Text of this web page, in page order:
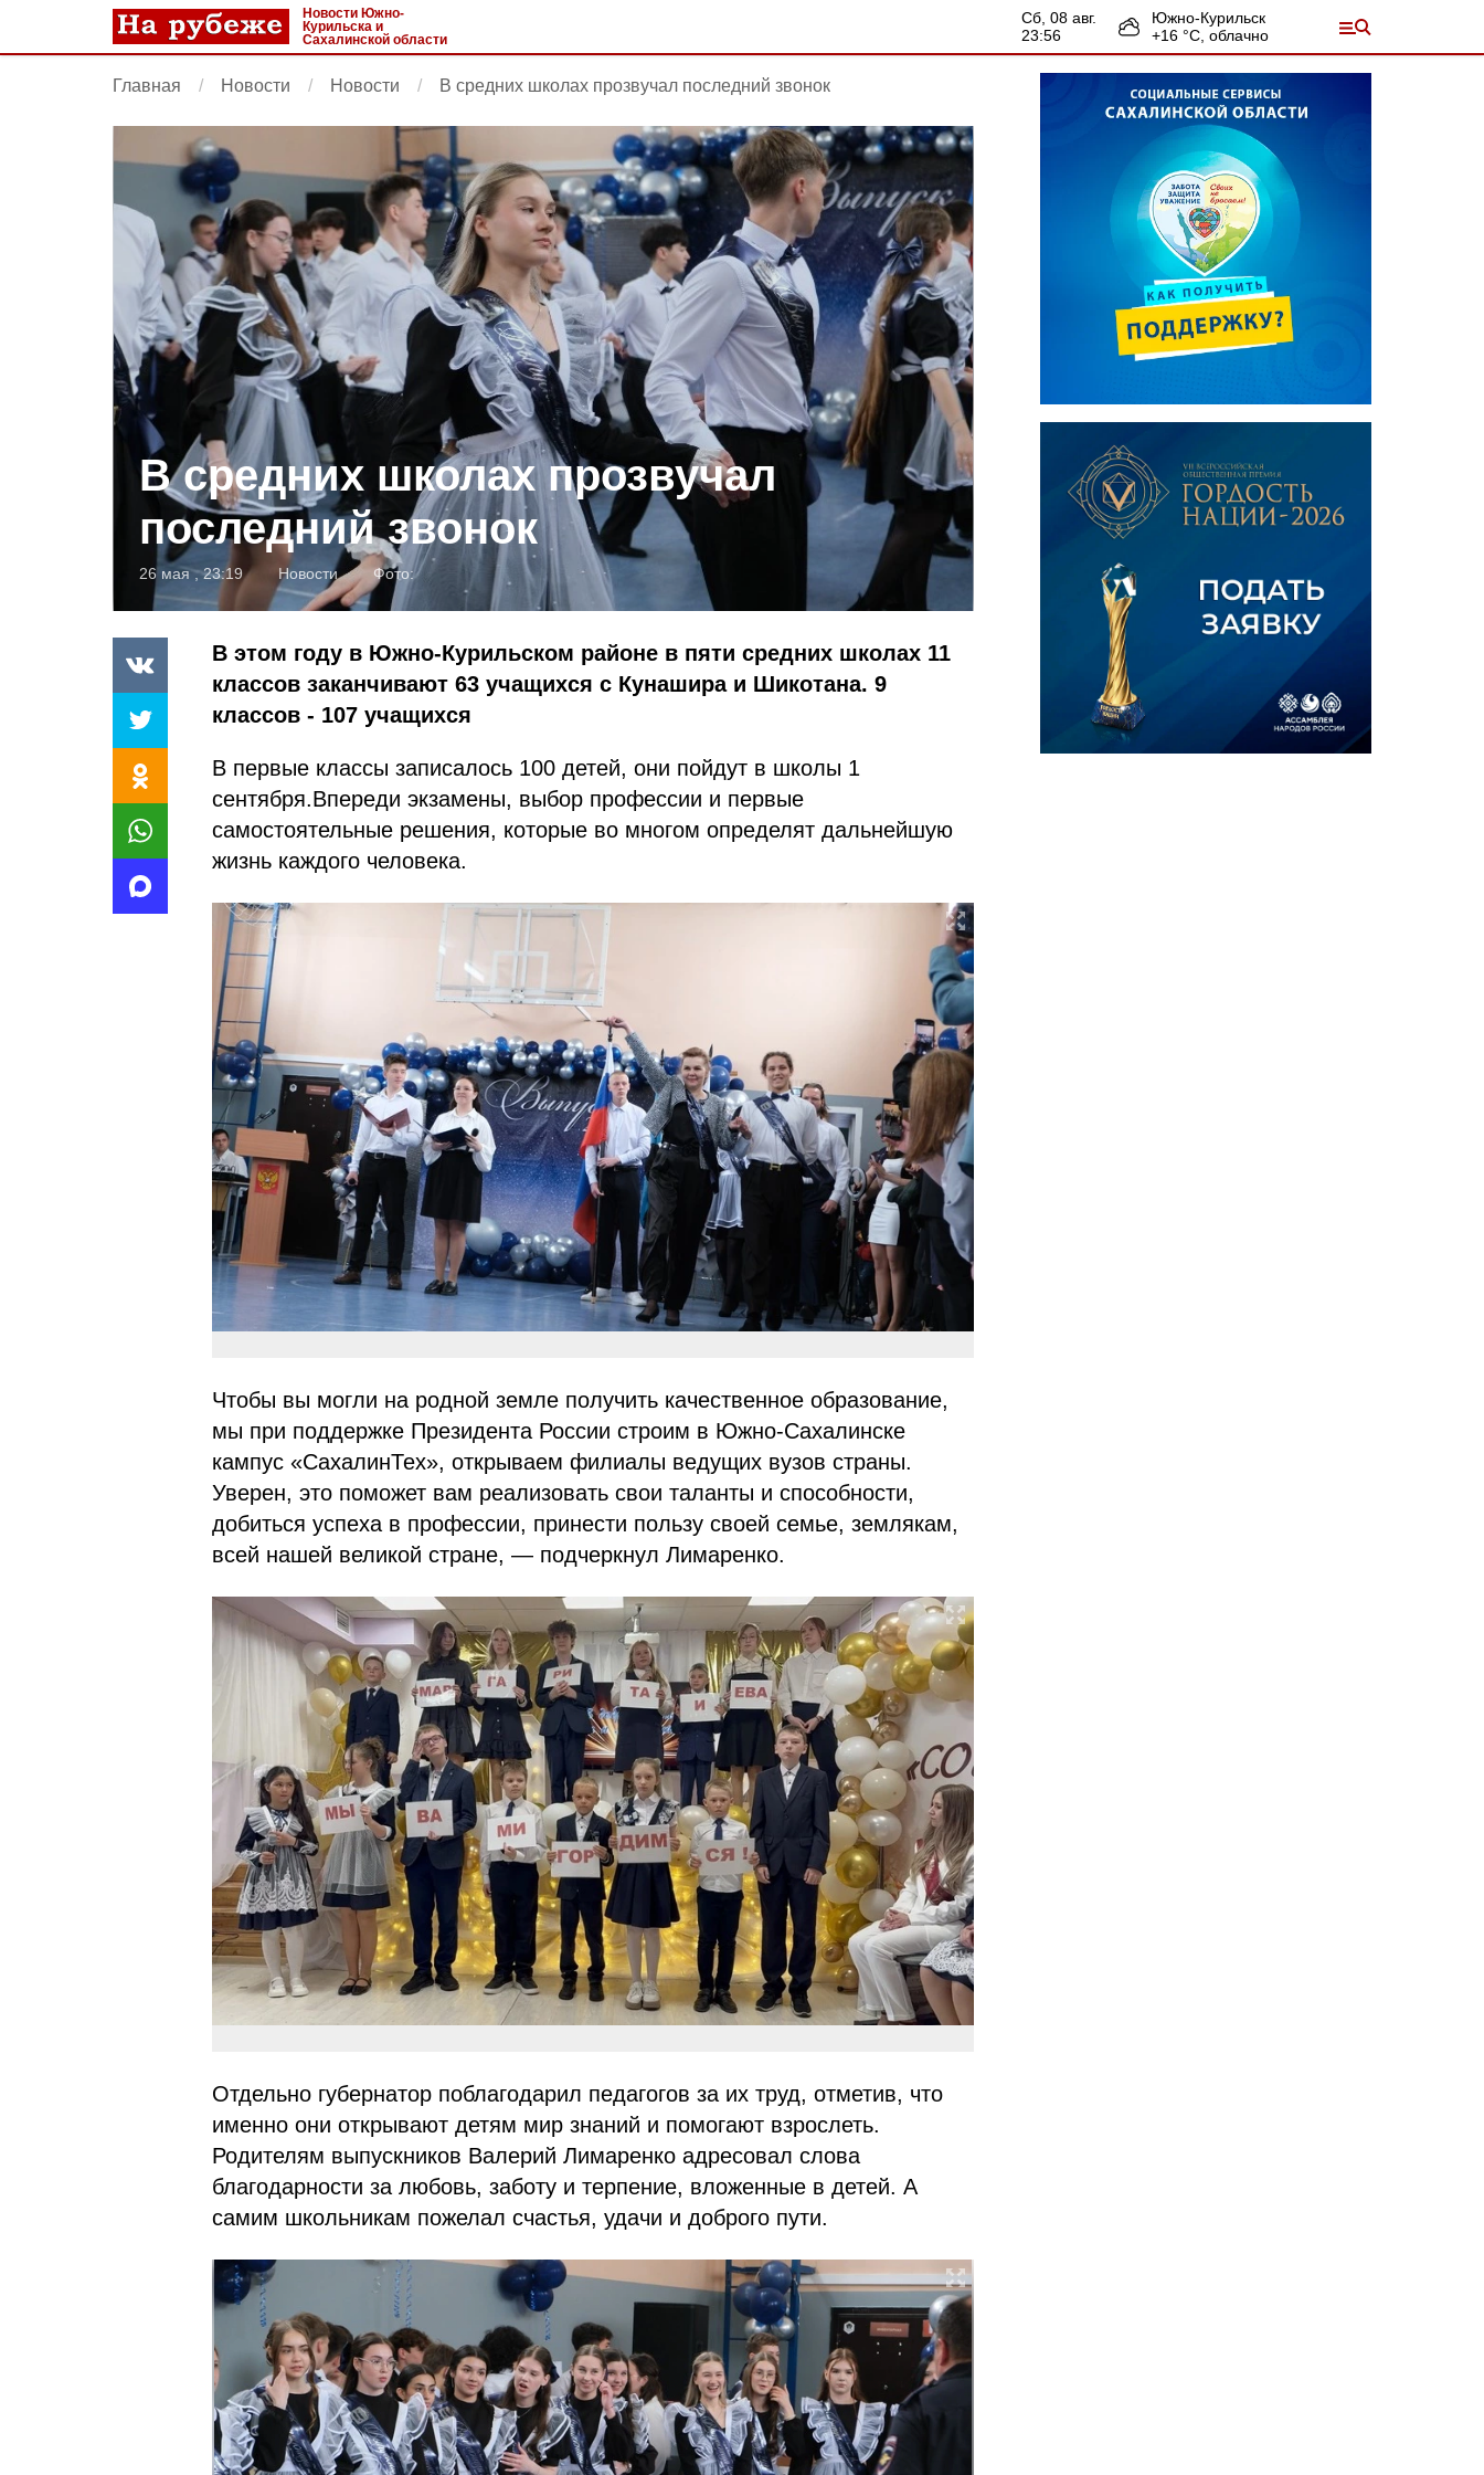
Новости Южно-
Курильска и
Сахалинской области
сб, 08 авг.
23:56
Южно-Курильск
+16 °С, облачно
Главная Новости Новости В средних школах прозвучал последний звонок
В средних школах прозвучал
последний звонок
26 мая , 23:19 Новости Фото:
В этом году в Южно-Курильском районе в пяти средних школах 11
классов заканчивают 63 учащихся с Кунашира и Шикотана. 9
классов - 107 учащихся
В первые классы записалось 100 детей, они пойдут в школы 1
сентября.Впереди экзамены, выбор профессии и первые
самостоятельные решения, которые во многом определят дальнейшую
жизнь каждого человека.
Чтобы вы могли на родной земле получить качественное образование,
мы при поддержке Президента России строим в Южно-Сахалинске
кампус «СахалинТех», открываем филиалы ведущих вузов страны.
Уверен, это поможет вам реализовать свои таланты и способности,
добиться успеха в профессии, принести пользу своей семье, землякам,
всей нашей великой стране, — подчеркнул Лимаренко.
Отдельно губернатор поблагодарил педагогов за их труд, отметив, что
именно они открывают детям мир знаний и помогают взрослеть.
Родителям выпускников Валерий Лимаренко адресовал слова
благодарности за любовь, заботу и терпение, вложенные в детей. А
самим школьникам пожелал счастья, удачи и доброго пути.